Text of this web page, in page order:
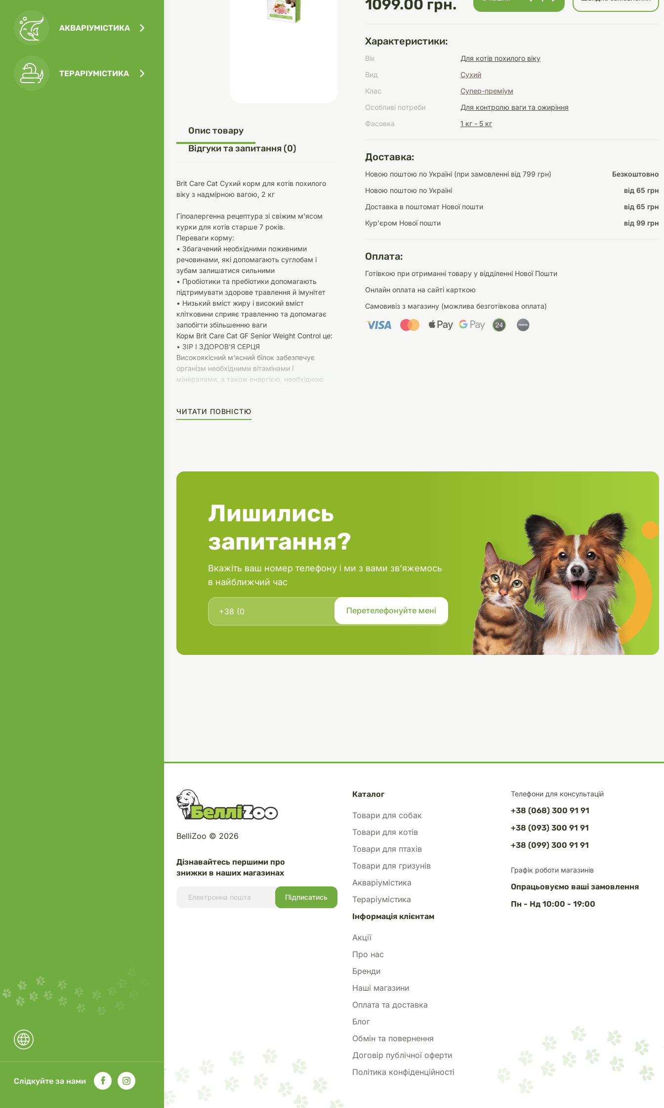
догляду
Одяг
Туалети та аскесуари
Посуд
Інструменти для
Амуніція
АКВАРІУМІСТИКА
Обігрівачі Освітлення
Корм
Ґрунти
ТЕРАРІУМІСТИКА
Слідкуйте за нами
1099.00 грн.
Характеристики:
Вік
Для котів похилого віку
Вид
Сухий
Клас
Супер-преміум
Особливі потреби
Для контролю ваги та ожиріння
Фасовка
1 кг - 5 кг
Доставка:
Новою поштою по Україні (при замовленні від 799 грн)
Безкоштовно
Новою поштою по Україні
від 65 грн
Доставка в поштомат Нової пошти
від 65 грн
Курʼєром Нової пошти
від 99 грн
Оплата:
Готівкою при отриманні товару у відділенні Нової Пошти
Онлайн оплата на сайті карткою
Самовивіз з магазину (можлива безготівкова оплата)
Опис товару
Відгуки та запитання (0)
Brit Care Cat Сухий корм для котів похилого
віку з надмірною вагою, 2 кг
Гіпоалергенна рецептура зі свіжим м'ясом
курки для котів старше 7 років.
Переваги корму:
• Збагачений необхідними поживними
речовинами, які допомагають суглобам і
зубам залишатися сильними
• Пробіотики та пребіотики допомагають
підтримувати здорове травлення й імунітет
• Низький вміст жиру і високий вміст
клітковини сприяє травленню та допомагає
запобігти збільшенню ваги
Корм Brit Care Cat GF Senior Weight Control це:
• ЗІР І ЗДОРОВ'Я СЕРЦЯ
Високоякісний м'ясний білок забезпечує
організм необхідними вітамінами і
мінералами, а також енергією, необхідною
серця.
• ДОВГОЛІТТЯ І ЗДОРОВ’Я
жирних кислот омега-3 та омега-6 сприяють
ЧИТАТИ ПОВНІСТЮ
Лишились
запитання?
Вкажіть ваш номер телефону і ми з вами зв’яжемось
в найближчий час
Телефони для консультацій
+38 (068) 300 91 91
+38 (093) 300 91 91
+38 (099) 300 91 91
Графік роботи магазинів
Опрацьовуємо ваші замовлення
Пн - Нд 10:00 - 19:00
Дізнавайтесь першими про
знижки в наших магазинах
BelliZoo © 2026
Каталог
Товари для собак
Товари для котів
Товари для птахів
Товари для гризунів
Акваріумістика
Тераріумістика
Інформація клієнтам
Акції
Про нас
Бренди
Наші магазини
Оплата та доставка
Блог
Обмін та повернення
Договір публічної оферти
Політика конфіденційності